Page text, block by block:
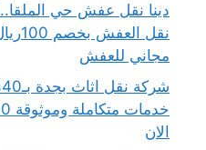
دينا نقل عفش حي
نقل
مجاني للعفش
الان